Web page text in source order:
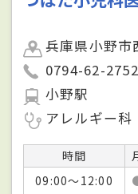
兵庫県小野市
0794-62-2752
小野駅
アレルギー科
時間
09:00～12:00